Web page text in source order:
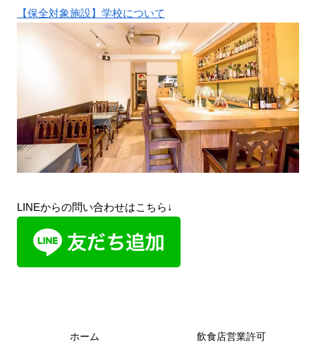
【保全対象施設】学校について
LINEからの問い合わせはこちら↓
ホーム 飲食店営業許可